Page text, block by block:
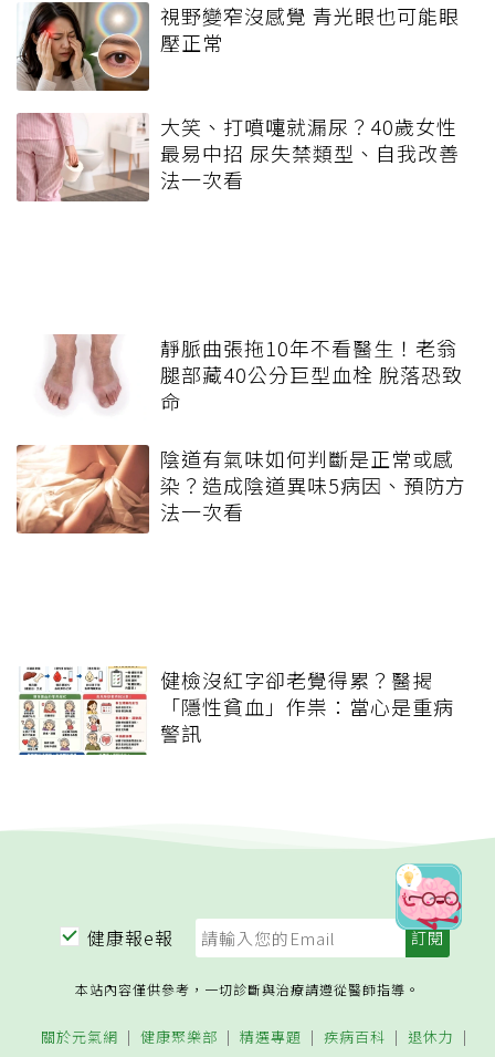
視野變窄沒感覺 青光眼也可能眼
壓正常
大笑、打噴嚏就漏尿？40歲女性
最易中招 尿失禁類型、自我改善
法一次看
靜脈曲張拖10年不看醫生！老翁
腿部藏40公分巨型血栓 脫落恐致
命
陰道有氣味如何判斷是正常或感
染？造成陰道異味5病因、預防方
法一次看
健檢沒紅字卻老覺得累？醫揭
「隱性貧血」作祟：當心是重病
警訊
健康報e報
本站內容僅供參考，一切診斷與治療請遵從醫師指導。
關於元氣網 健康聚樂部 精選專題 疾病百科 退休力